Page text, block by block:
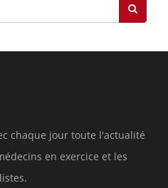
chaque jour toute l'actualité
en exercice et les